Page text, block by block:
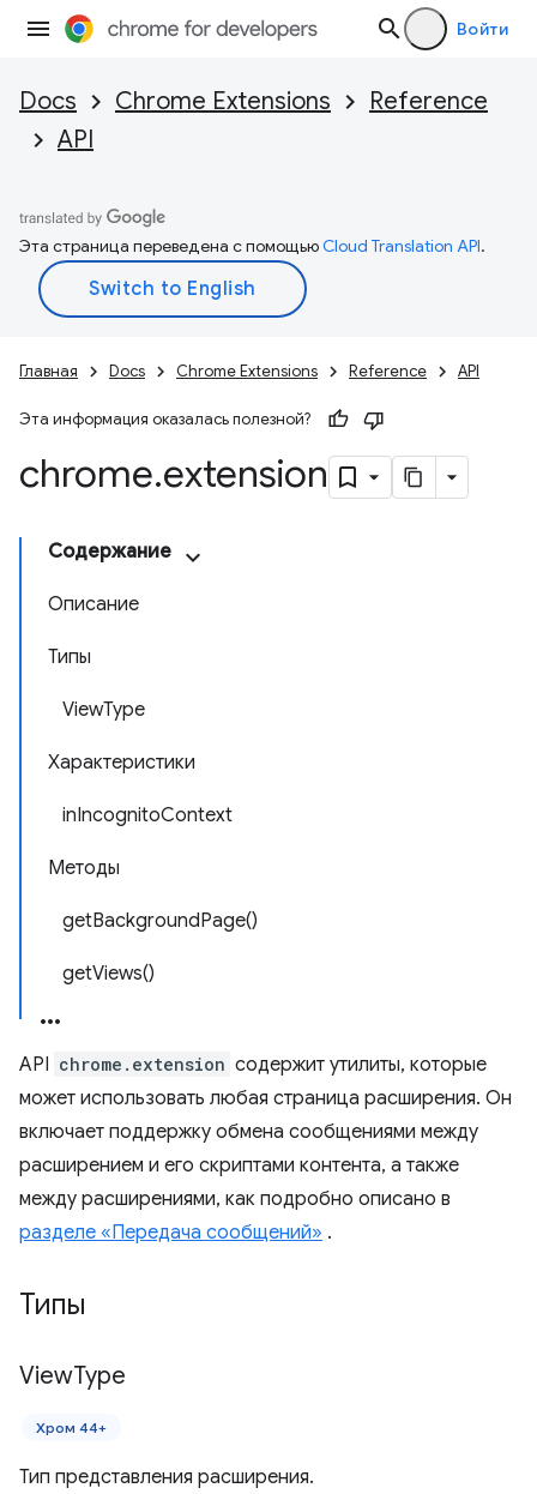
Войти
Docs Chrome Extensions
Reference
API
Эта страница переведена с помощьюCloud Translation API.
Главная Docs Chrome Extensions Reference API
Эта информация оказалась полезной?
chrome.extension
Содержание
Описание
Типы
ViewType
Характеристики
inIncognitoContext
Методы
getBackgroundPage()
getViews()
API chrome.extension содержит утилиты, которые
может использовать любая страница расширения. Он
включает поддержку обмена сообщениями между
расширением и его скриптами контента, а также
между расширениями, как подробно описано в
разделе «Передача сообщений» .
Типы
ViewType
Хром 44+
Тип представления расширения.